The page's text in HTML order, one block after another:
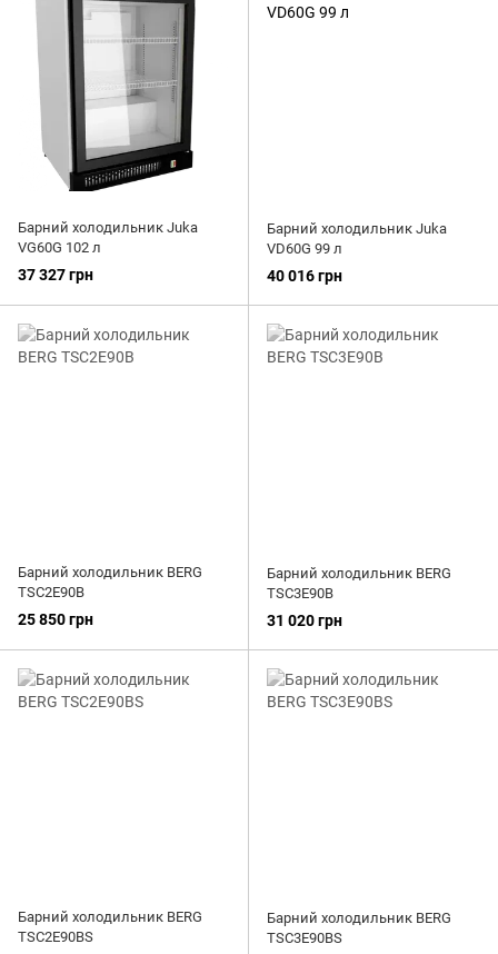
Барний холодильник Juka
VG60G 102 л
37 327 грн
Барний холодильник Juka
VD60G 99 л
40 016 грн
Барний холодильник BERG
TSC2E90B
25 850 грн
Барний холодильник BERG
TSC3E90B
31 020 грн
Барний холодильник BERG
TSC2E90BS
Барний холодильник BERG
TSC3E90BS